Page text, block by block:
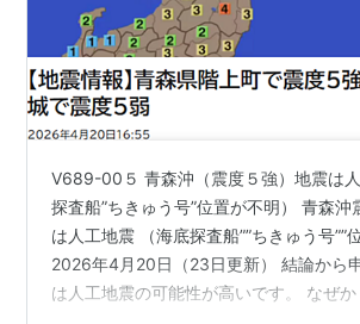
V689-00５ 青森沖（震度５強）地震は
探査船”ちきゅう号”位置が不明） 青森沖
は人工地震 （海底探査船””ちきゅう号””
2026年4月20日（23日更新） 結論から
は人工地震の可能性が高いです。 なぜ